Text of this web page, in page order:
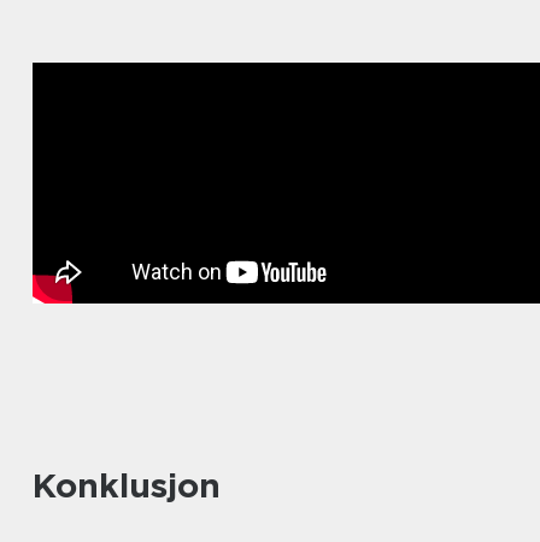
Konklusjon